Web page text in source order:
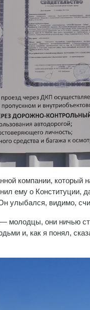
компании, который
ему о Конституции,
улыбался, видимо,
они ничью
и, как я понял,